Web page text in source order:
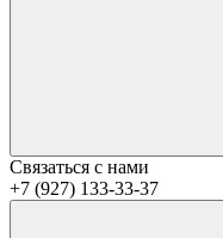
Связаться с нами
+7 (927) 133-33-37